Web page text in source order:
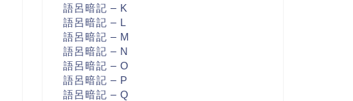
語呂暗記 – K
語呂暗記 – L
語呂暗記 – M
語呂暗記 – N
語呂暗記 – O
語呂暗記 – P
語呂暗記 – Q